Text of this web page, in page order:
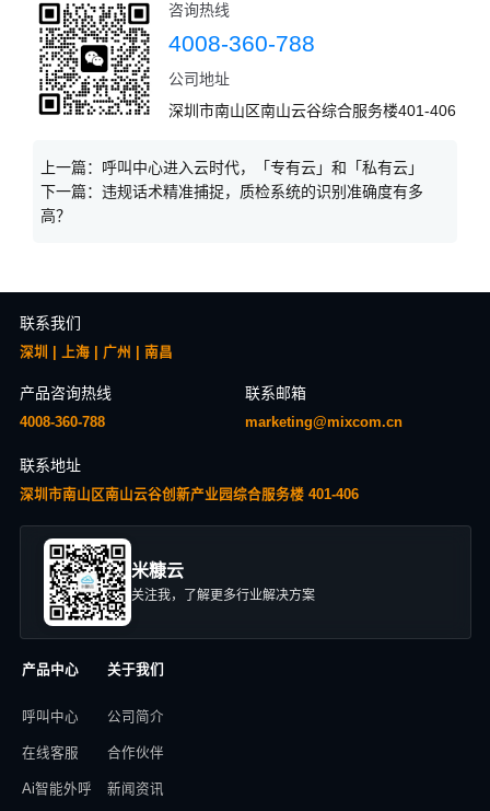
咨询热线
4008-360-788
公司地址
深圳市南山区南山云谷综合服务楼401-406
上一篇： 呼叫中心进入云时代，「专有云」和「私有云」
下一篇： 违规话术精准捕捉，质检系统的识别准确度有多
高？
联系我们
深圳 | 上海 | 广州 | 南昌
产品咨询热线
4008-360-788
联系邮箱
marketing@mixcom.cn
联系地址
深圳市南山区南山云谷创新产业园综合服务楼 401-406
米糠云
关注我，了解更多行业解决方案
产品中心
呼叫中心
在线客服
Ai智能外呼
关于我们
公司简介
合作伙伴
新闻资讯